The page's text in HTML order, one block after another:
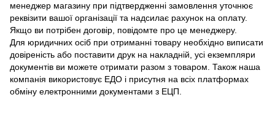
менеджер магазину при підтвердженні замовлення уточнює
реквізити вашої організації та надсилає рахунок на оплату.
Якщо ви потрібен договір, повідомте про це менеджеру.
Для юридичних осіб при отриманні товару необхідно виписати
довіреність або поставити друк на накладній, усі екземпляри
документів ви можете отримати разом з товаром. Також наша
компанія використовує ЕДО і присутня на всіх платформах
обміну електронними документами з ЕЦП.